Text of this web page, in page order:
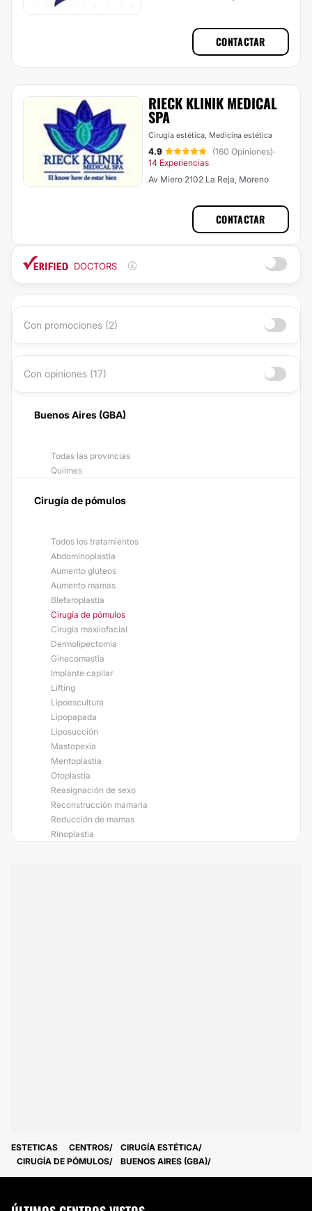
CONTACTAR
RIECK KLINIK MEDICAL
SPA
Cirugía estética, Medicina estética
4.9 (160 Opiniones)·
14 Experiencias
Av Miero 2102 La Reja, Moreno
CONTACTAR
DOCTORS
Con promociones (2)
Con opiniones (17)
Buenos Aires (GBA)
Todas las provincias
Quilmes
Cirugía de pómulos
Todos los tratamientos
Abdominoplastía
Aumento glúteos
Aumento mamas
Blefaroplastia
Cirugía de pómulos
Cirugía maxilofacial
Dermolipectomía
Ginecomastia
Implante capilar
Lifting
Lipoescultura
Lipopapada
Liposucción
Mastopexia
Mentoplastia
Otoplastia
Reasignación de sexo
Reconstrucción mamaria
Reducción de mamas
Rinoplastia
ESTETICAS CENTROS
CIRUGÍA ESTÉTICA
CIRUGÍA DE PÓMULOS
BUENOS AIRES (GBA)